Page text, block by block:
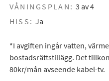
VÅNINGSPLAN: 3 av 4
HISS: Ja
*I avgiften ingår vatten,
bostadsrättstillägg. Det
80kr/mån avseende kabel-tv.